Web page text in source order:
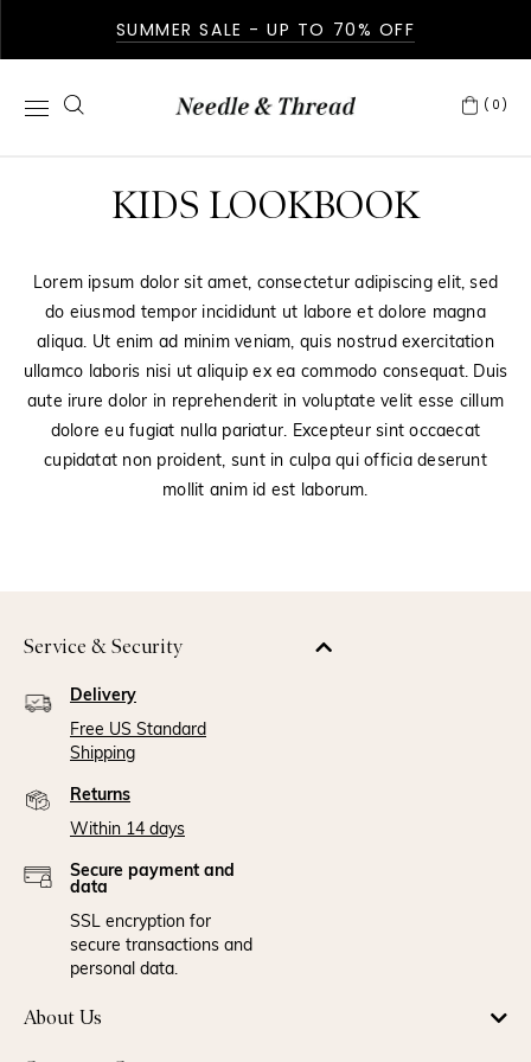
SUMMER SALE - UP TO 70% OFF
(0)
KIDS LOOKBOOK
Lorem ipsum dolor sit amet, consectetur adipiscing elit, sed
do eiusmod tempor incididunt ut labore et dolore magna
aliqua. Ut enim ad minim veniam, quis nostrud exercitation
ullamco laboris nisi ut aliquip ex ea commodo consequat. Duis
aute irure dolor in reprehenderit in voluptate velit esse cillum
dolore eu fugiat nulla pariatur. Excepteur sint occaecat
cupidatat non proident, sunt in culpa qui officia deserunt
mollit anim id est laborum.
Service & Security
Delivery
Free US Standard
Shipping
Returns
Within 14 days
Secure payment and
data
SSL encryption for
secure transactions and
personal data.
About Us